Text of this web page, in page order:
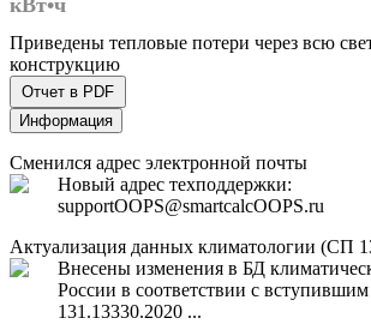
кВт•ч
Приведены тепловые потери через всю
конструкцию
Отчет в PDF
Информация
Сменился адрес электронной почты
Новый адрес техподдержки:
supportOOPS@smartcalcOOPS.ru
Актуализация данных климатологии (СП
Внесены изменения в БД
России в соответствии с
131.13330.2020 ...